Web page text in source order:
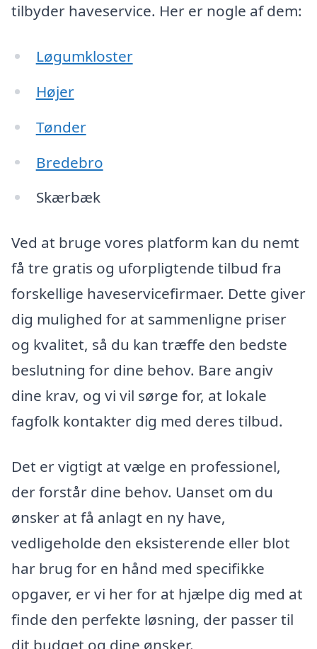
tilbyder haveservice. Her er nogle af dem:
Løgumkloster
Højer
Tønder
Bredebro
Skærbæk
Ved at bruge vores platform kan du nemt
få tre gratis og uforpligtende tilbud fra
forskellige haveservicefirmaer. Dette giver
dig mulighed for at sammenligne priser
og kvalitet, så du kan træffe den bedste
beslutning for dine behov. Bare angiv
dine krav, og vi vil sørge for, at lokale
fagfolk kontakter dig med deres tilbud.
Det er vigtigt at vælge en professionel,
der forstår dine behov. Uanset om du
ønsker at få anlagt en ny have,
vedligeholde den eksisterende eller blot
har brug for en hånd med specifikke
opgaver, er vi her for at hjælpe dig med at
finde den perfekte løsning, der passer til
dit budget og dine ønsker.